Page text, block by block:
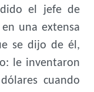
el jefe de
una extensa
se dijo de él,
le inventaron
cuando